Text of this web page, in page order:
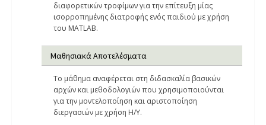
διαφορετικών τροφίμων για την επίτευξη μίας
ισορροπημένης διατροφής ενός παιδιού με χρήση
του MATLAB.
Μαθησιακά Αποτελέσματα
Το μάθημα αναφέρεται στη διδασκαλία βασικών
αρχών και μεθοδολογιών που χρησιμοποιούνται
για την μοντελοποίηση και αριστοποίηση
διεργασιών με χρήση Η/Υ.